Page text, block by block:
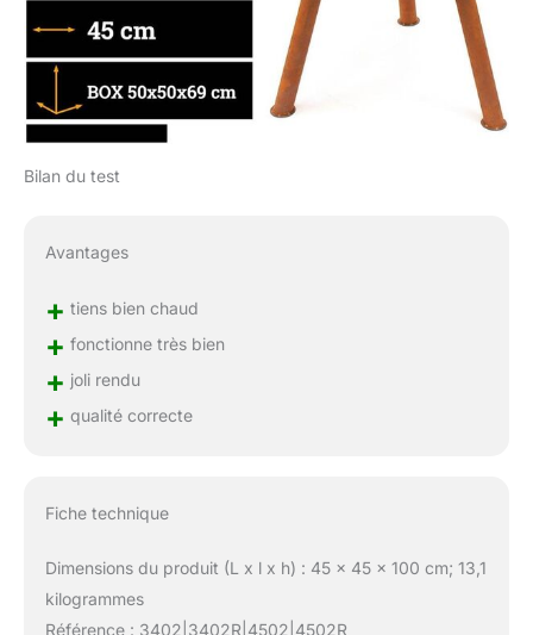
Bilan du test
Avantages
+ tiens bien chaud
+ fonctionne très bien
+ joli rendu
+ qualité correcte
Fiche technique
Dimensions du produit (L x l x h) : 45 x 45 x 100 cm; 13,1
kilogrammes
Référence : 3402|3402R|4502|4502R